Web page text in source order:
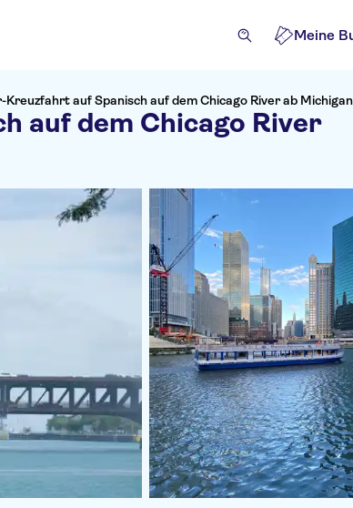
Meine
auf Spanisch auf dem Chicago River ab
auf dem Chicago River